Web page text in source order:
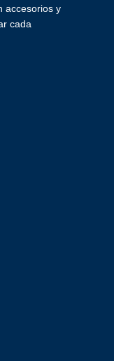
accesorios y
cada